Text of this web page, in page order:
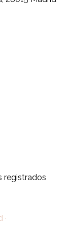
registrados
·